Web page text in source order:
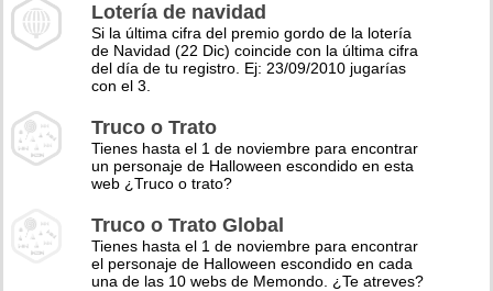
Lotería de navidad
Si la última cifra del premio gordo de la lotería
de Navidad (22 Dic) coincide con la última cifra
del día de tu registro. Ej: 23/09/2010 jugarías
con el 3.
Truco o Trato
Tienes hasta el 1 de noviembre para encontrar
un personaje de Halloween escondido en esta
web ¿Truco o trato?
Truco o Trato Global
Tienes hasta el 1 de noviembre para encontrar
el personaje de Halloween escondido en cada
una de las 10 webs de Memondo. ¿Te atreves?